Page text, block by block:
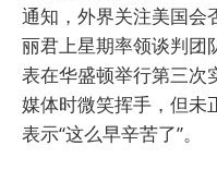
通知，外界关注美国会
丽君上星期率领谈判团
表在华盛顿举行第三次
媒体时微笑挥手，但未
表示“这么早辛苦了”。